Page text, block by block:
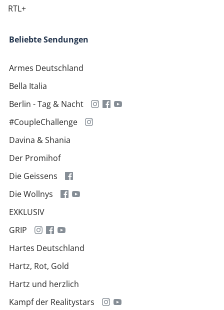
RTL+
Beliebte Sendungen
Armes Deutschland
Bella Italia
Berlin - Tag & Nacht
#CoupleChallenge
Davina & Shania
Der Promihof
Die Geissens
Die Wollnys
EXKLUSIV
GRIP
Hartes Deutschland
Hartz, Rot, Gold
Hartz und herzlich
Kampf der Realitystars